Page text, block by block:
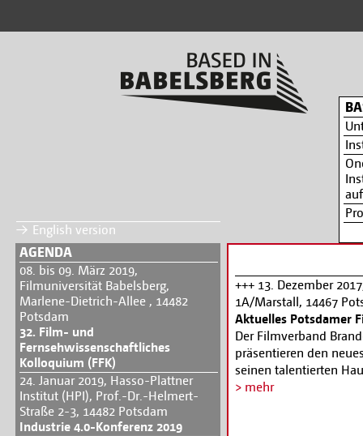
English version
AGENDA
08. bis 09. März 2019,
Filmuniversität Babelsberg,
Marlene-Dietrich-Allee , 14482
Potsdam
32. Film- und
Fernsehwissenschaftliches
Kolloquium (FFK)
24. Januar 2019, Hasso-Plattner
Institut (HPI), Prof.-Dr.-Helmert-
Straße 2-3, 14482 Potsdam
Industrie 4.0-Konferenz 2019
+++ 13. Dezember
1A/Marstall, 14467
Aktuelles Potsdamer
Der Filmverband
präsentieren den
seinen talentierten
Wolfgang Herrndorfs
> mehr